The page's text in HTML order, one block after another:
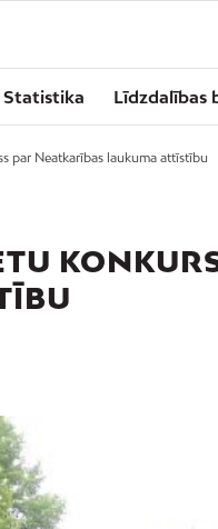
Statistika Līdzdalības
par Neatkarības laukuma attīstību